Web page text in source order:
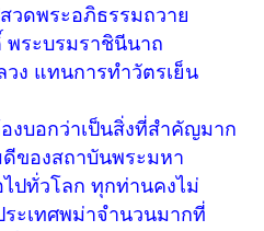
วดพระอภิธรรมถวาย
พระบรมราชินีนาถ
ง แทนการทำวัตรเย็น
งบอกว่าเป็นสิ่งที่สำคัญมาก
ของสถาบันพระมหา
ปทั่วโลก ทุกท่านคงไม่
ะเทศพม่าจำนวนมากที่